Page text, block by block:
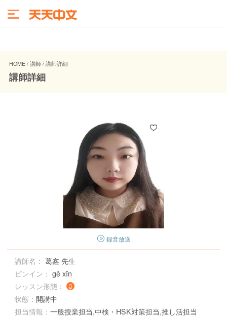
HOME / 講師 / 講師詳細
講師詳細
録音放送
講師名： 葛鑫 先生
ピンイン： gě xīn
レッスン形態：
状態： 開講中
担当情報：一般授業担当,中検・HSK対策担当,推し活担当